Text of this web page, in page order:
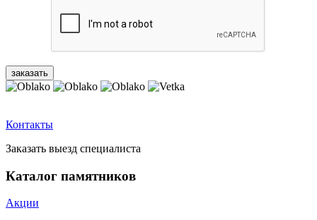
Контакты
Заказать выезд специалиста
Каталог памятников
Акции